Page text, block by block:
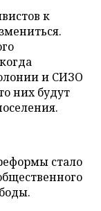
к
и СИЗО
них будут
стало